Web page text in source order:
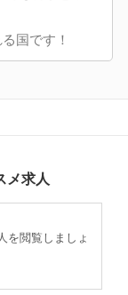
国です！
メ求人
を閲覧しましょ